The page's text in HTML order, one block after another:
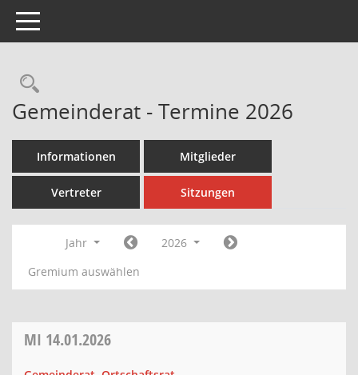
Toggle navigation
Rechercheauswahl
Gemeinderat - Termine 2026
Informationen Mitglieder
Vertreter Sitzungen
Jahr
2026
Gremium auswählen
MI 14.01.2026